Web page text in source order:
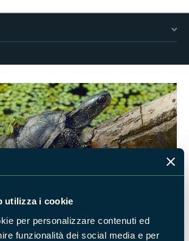
utilizza i cookie
per personalizzare contenuti ed
funzionalità dei social media e per